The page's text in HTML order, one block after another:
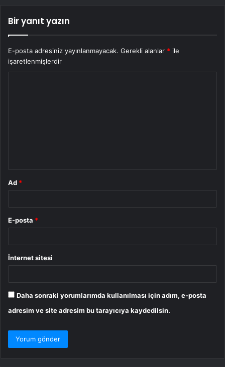
Bir yanıt yazın
E-posta adresiniz yayınlanmayacak. Gerekli alanlar * ile
işaretlenmişlerdir
Ad *
E-posta *
İnternet sitesi
Daha sonraki yorumlarımda kullanılması için adım, e-posta
adresim ve site adresim bu tarayıcıya kaydedilsin.